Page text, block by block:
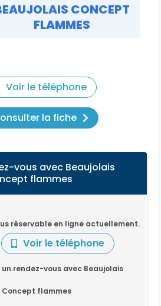
CONCEPT
FLAMMES
Voir le téléphone
la fiche
vous avec Beaujolais
flammes
réservable en ligne actuellement.
Voir le téléphone
rendez-vous avec Beaujolais
Concept flammes